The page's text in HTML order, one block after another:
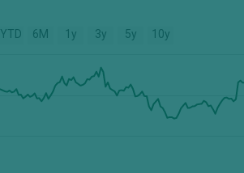
YTD 6M 1y 3y 5y 10y